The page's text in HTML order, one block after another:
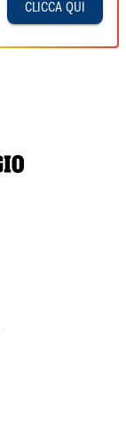
CLICCA QUI